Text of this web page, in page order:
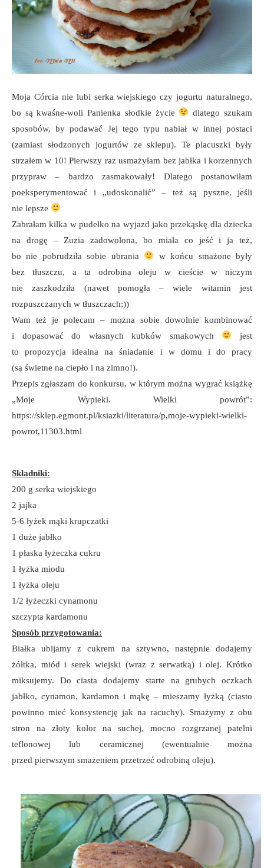
Moja Córcia nie lubi serka wiejskiego czy jogurtu naturalnego,
bo są kwaśne-woli Panienka słodkie życie
dlatego szukam
sposobów, by podawać Jej tego typu nabiał w innej postaci
(zamiast słodzonych jogurtów ze sklepu). Te placuszki były
strzałem w 10! Pierwszy raz usmażyłam bez jabłka i korzennych
przypraw – bardzo zasmakowały! Dlatego postanowiłam
poeksperymentować i „udoskonalić” – też są pyszne, jeśli
nie lepsze
Zabrałam kilka w pudełko na wyjazd jako przekąskę dla dziecka
na drogę – Zuzia zadowolona, bo miała co jeść i ja też,
bo nie pobrudziła sobie ubrania
w końcu smażone były
bez tłuszczu, a ta odrobina oleju w cieście w niczym
nie zaszkodziła (nawet pomogła – wiele witamin jest
rozpuszczanych w tłuszczach;))
Wam też je polecam – można sobie dowolnie kombinować
i dopasować do własnych kubków smakowych
jest
to propozycja idealna na śniadanie i w domu i do pracy
(są świetne na ciepło i na zimno!).
Przepis zgłaszam do konkursu, w którym można wygrać książkę
„Moje Wypieki. Wielki powrót”:
https://sklep.egmont.pl/ksiazki/literatura/p,moje-wypieki-wielki-
powrot,11303.html
Składniki:
200 g serka wiejskiego
2 jajka
5-6 łyżek mąki krupczatki
1 duże jabłko
1 płaska łyżeczka cukru
1 łyżka miodu
1 łyżka oleju
1/2 łyżeczki cynamonu
szczypta kardamonu
Sposób przygotowania:
Białka ubijamy z cukrem na sztywno, następnie dodajemy
żółtka, miód i serek wiejski (wraz z serwatką) i olej. Krótko
miksujemy. Do ciasta dodajemy starte na grubych oczkach
jabłko, cynamon, kardamon i mąkę – mieszamy łyżką (ciasto
powinno mieć konsystencję jak na racuchy). Smażymy z obu
stron na złoty kolor na suchej, mocno rozgrzanej patelni
teflonowej lub ceramicznej (ewentualnie można
przed pierwszym smażeniem przetrzeć odrobiną oleju).